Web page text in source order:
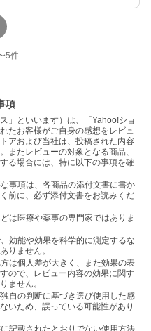
5件
項
」といいます）は、「Yahoo!ショ
たお客様がご自身の感想をレビュ
アおよび当社は、投稿された内容
またレビューの対象となる商品、
る場合には、特に以下の事項を確
事項は、各商品の添付文書に書か
前に、必ず添付文書をお読みくだ
は医療や薬事の専門家ではありま
効能や効果を科学的に測定するな
りません。
は個人差が大きく、また効果の表
ので、レビュー内容の効果に関す
ません。
自の判断に基づき選び使用した感
いため、誤っている可能性があり
記載されたとおりでない使用方法